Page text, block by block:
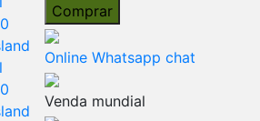
Comprar
Online Whatsapp chat
Venda mundial